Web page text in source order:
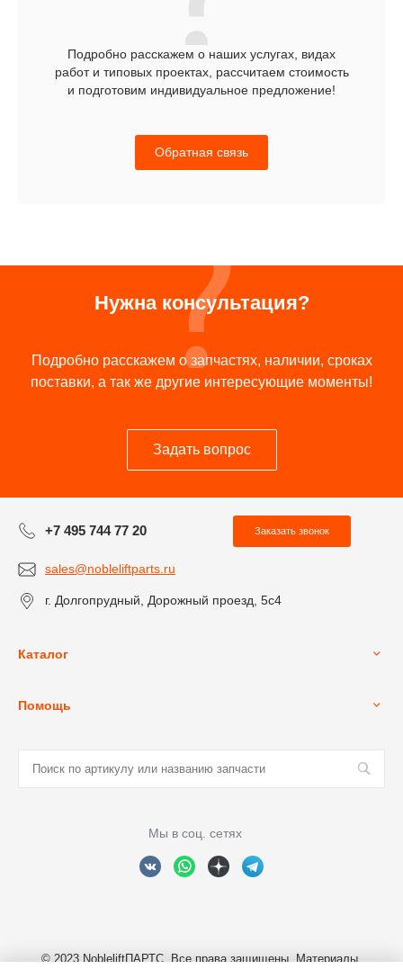
Подробно расскажем о наших услугах, видах
работ и типовых проектах, рассчитаем стоимость
и подготовим индивидуальное предложение!
Обратная связь
Нужна консультация?
Подробно расскажем о запчастях, наличии, сроках
поставки, а так же другие интересующие моменты!
Задать вопрос
+7 495 744 77 20 Заказать звонок
sales@nobleliftparts.ru
г. Долгопрудный, Дорожный проезд, 5с4
Каталог
Помощь
Мы в соц. сетях
© 2023 NobleliftПАРТС, Все права защищены. Материалы,